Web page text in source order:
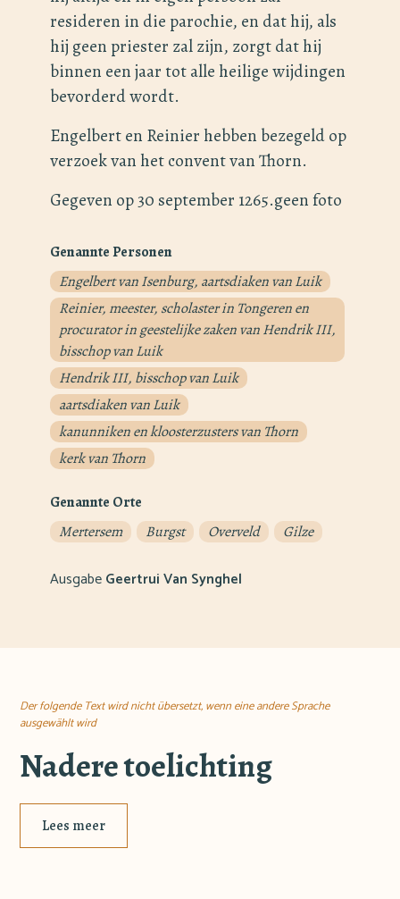
resideren in die parochie, en dat hij, als
hij geen priester zal zijn, zorgt dat hij
binnen een jaar tot alle heilige wijdingen
bevorderd wordt.
Engelbert en Reinier hebben bezegeld op
verzoek van het convent van Thorn.
Gegeven op 30 september 1265.geen foto
Genannte Personen
Engelbert van Isenburg, aartsdiaken van Luik
Reinier, meester, scholaster in Tongeren en
procurator in geestelijke zaken van Hendrik III,
bisschop van Luik
Hendrik III, bisschop van Luik
aartsdiaken van Luik
kanunniken en kloosterzusters van Thorn
kerk van Thorn
Genannte Orte
Mertersem
Burgst Overveld Gilze
AusgabeGeertrui Van Synghel
Der folgende Text wird nicht übersetzt, wenn eine andere Sprache
ausgewählt wird
Nadere toelichting
Lees meer